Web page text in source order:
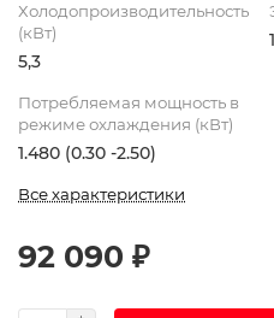
Холодопроизводительность
(кВт)
5,3
Потребляемая мощность в
режиме охлаждения (кВт)
1.480 (0.30 -2.50)
Все характеристики
92 090 ₽